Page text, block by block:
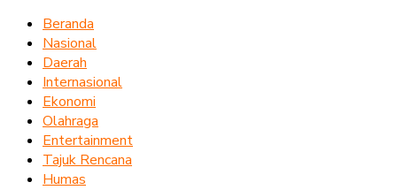
Beranda
Nasional
Daerah
Internasional
Ekonomi
Olahraga
Entertainment
Tajuk Rencana
Humas